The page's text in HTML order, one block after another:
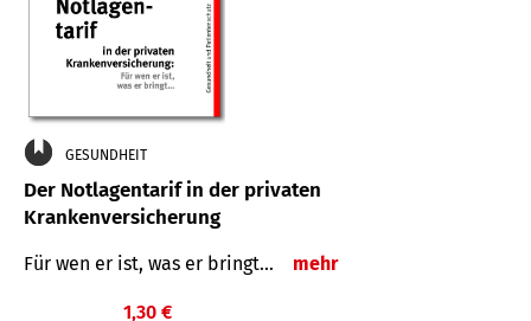
GESUNDHEIT
Der Notlagentarif in der privaten
Krankenversicherung
Für wen er ist, was er bringt… mehr
1,30 €